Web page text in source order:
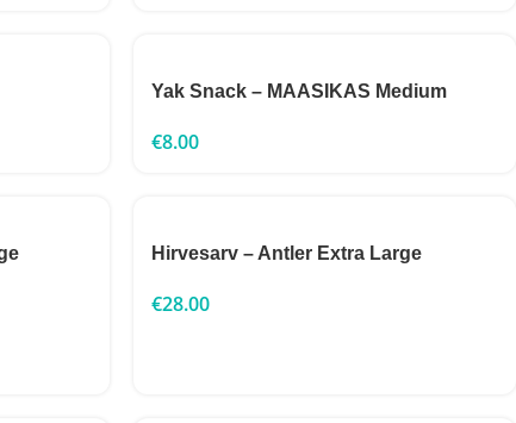
Yak Snack – MAASIKAS Medium
€8.00
Hirvesarv – Antler Extra Large
€28.00